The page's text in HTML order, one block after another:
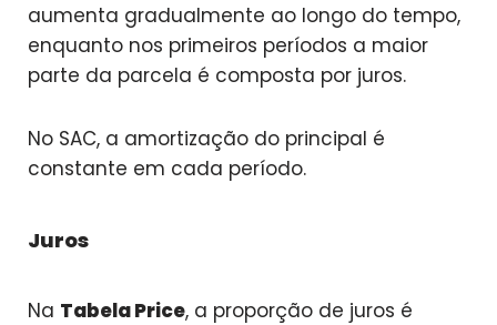
aumenta gradualmente ao longo do tempo,
enquanto nos primeiros períodos a maior
parte da parcela é composta por juros.
No SAC, a amortização do principal é
constante em cada período.
Juros
Na Tabela Price, a proporção de juros é